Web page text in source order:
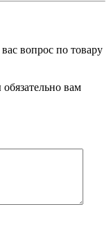
вопрос по товару
вам